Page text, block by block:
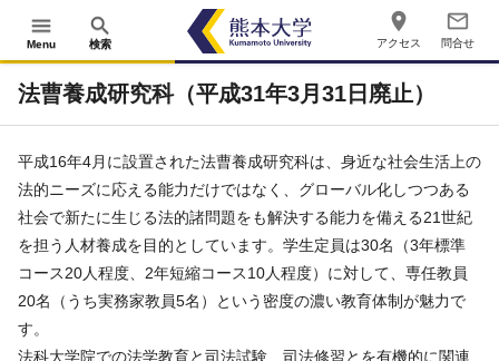
menu
Menu
search
検索
place
アクセス
mail_outline
問合せ
法曹養成研究科（平成31年3月31日廃止）
平成16年4月に設置された法曹養成研究科は、身近な社会生活上の
法的ニーズに応える能力だけではなく、グローバル化しつつある
社会で新たに生じる法的諸問題をも解決する能力を備える21世紀
を担う人材養成を目的としています。学生定員は30名（3年標準
コース20人程度、2年短縮コース10人程度）に対して、専任教員
20名（うち実務家教員5名）という密度の濃い教育体制が魅力で
す。
法科大学院での法学教育と司法試験、司法修習とを有機的に関連